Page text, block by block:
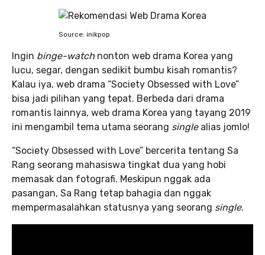
Source: inikpop
Ingin binge-watch nonton web drama Korea yang
lucu, segar, dengan sedikit bumbu kisah romantis?
Kalau iya, web drama “Society Obsessed with Love”
bisa jadi pilihan yang tepat. Berbeda dari drama
romantis lainnya, web drama Korea yang tayang 2019
ini mengambil tema utama seorang singlealias jomlo!
“Society Obsessed with Love” bercerita tentang Sa
Rang seorang mahasiswa tingkat dua yang hobi
memasak dan fotografi. Meskipun nggak ada
pasangan, Sa Rang tetap bahagia dan nggak
mempermasalahkan statusnya yang seorang single.